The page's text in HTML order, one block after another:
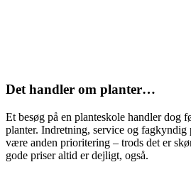
Det handler om planter…
Et besøg på en planteskole handler dog
planter. Indretning, service og fagkyndig
være anden prioritering – trods det er
gode priser altid er dejligt, også.